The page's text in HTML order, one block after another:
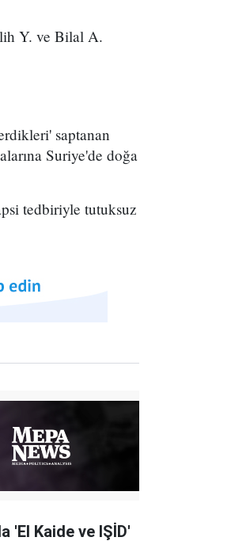
Y. ve Bilal A.
saptanan
Suriye'de doğa
tedbiriyle tutuksuz
'El Kaide ve IŞİD'